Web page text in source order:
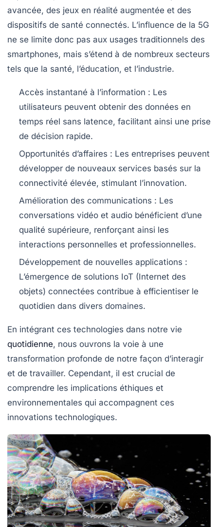
avancée, des jeux en réalité augmentée et des
dispositifs de santé connectés. L’influence de la 5G
ne se limite donc pas aux usages traditionnels des
smartphones, mais s’étend à de nombreux secteurs
tels que la santé, l’éducation, et l’industrie.
Accès instantané à l’information : Les
utilisateurs peuvent obtenir des données en
temps réel sans latence, facilitant ainsi une prise
de décision rapide.
Opportunités d’affaires : Les entreprises peuvent
développer de nouveaux services basés sur la
connectivité élevée, stimulant l’innovation.
Amélioration des communications : Les
conversations vidéo et audio bénéficient d’une
qualité supérieure, renforçant ainsi les
interactions personnelles et professionnelles.
Développement de nouvelles applications :
L’émergence de solutions IoT (Internet des
objets) connectées contribue à efficientiser le
quotidien dans divers domaines.
En intégrant ces technologies dans notre vie
quotidienne, nous ouvrons la voie à une
transformation profonde de notre façon d’interagir
et de travailler. Cependant, il est crucial de
comprendre les implications éthiques et
environnementales qui accompagnent ces
innovations technologiques.